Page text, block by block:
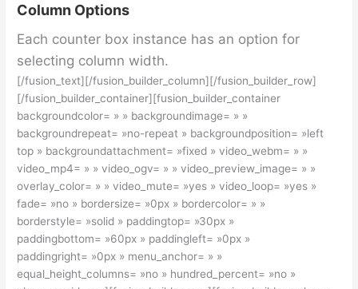
Column Options
Each counter box instance has an option for
selecting column width.
[/fusion_text][/fusion_builder_column][/fusion_builder_row]
[/fusion_builder_container][fusion_builder_container
backgroundcolor= » » backgroundimage= » »
backgroundrepeat= »no-repeat » backgroundposition= »left
top » backgroundattachment= »fixed » video_webm= » »
video_mp4= » » video_ogv= » » video_preview_image= » »
overlay_color= » » video_mute= »yes » video_loop= »yes »
fade= »no » bordersize= »0px » bordercolor= » »
borderstyle= »solid » paddingtop= »30px »
paddingbottom= »60px » paddingleft= »0px »
paddingright= »0px » menu_anchor= » »
equal_height_columns= »no » hundred_percent= »no »